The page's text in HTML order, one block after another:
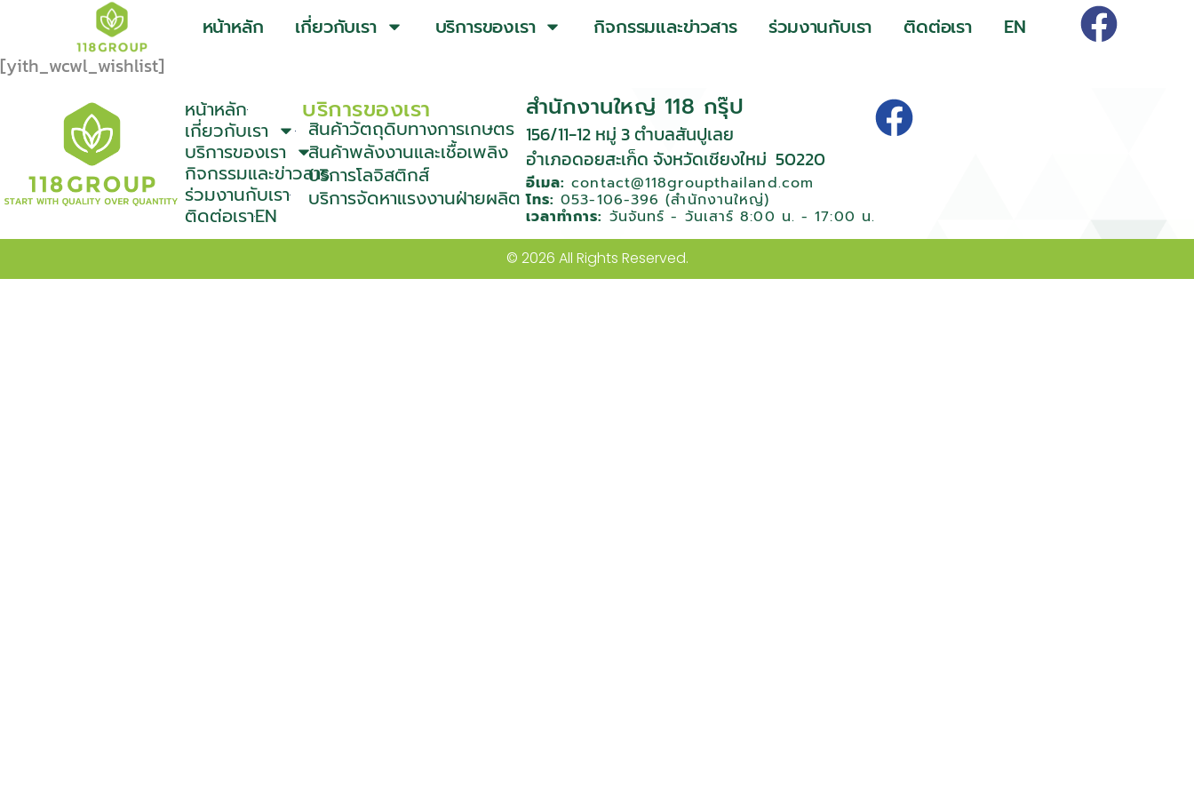
หน้าหลัก เกี่ยวกับเรา บริการของเรา กิจกรรมและข่าวสาร ร่วมงานกับเรา ติดต่อเรา
EN
[yith_wcwl_wishlist]
หน้าหลัก
เกี่ยวกับเรา
บริการของเรา
กิจกรรมและข่าวสาร
ร่วมงานกับเรา
ติดต่อเราEN
บริการของเรา
สินค้าวัตถุดิบทางการเกษตร
สินค้าพลังงานและเชื้อเพลิง
บริการโลจิสติกส์
บริการจัดหาแรงงานฝ่ายผลิต
สำนักงานใหญ่ 118 กรุ๊ป
156/11-12 หมู่ 3 ตําบลสันปูเลย
อําเภอดอยสะเก็ด จังหวัดเชียงใหม่ 50220
อีเมล: contact@118groupthailand.com
โทร: 053-106-396 (สำนักงานใหญ่)
เวลาทำการ: วันจันทร์ - วันเสาร์ 8:00 น. - 17:00 น.
© 2026 All Rights Reserved.